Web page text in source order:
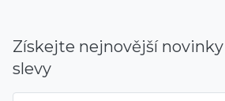
Získejte nejnovější
slevy